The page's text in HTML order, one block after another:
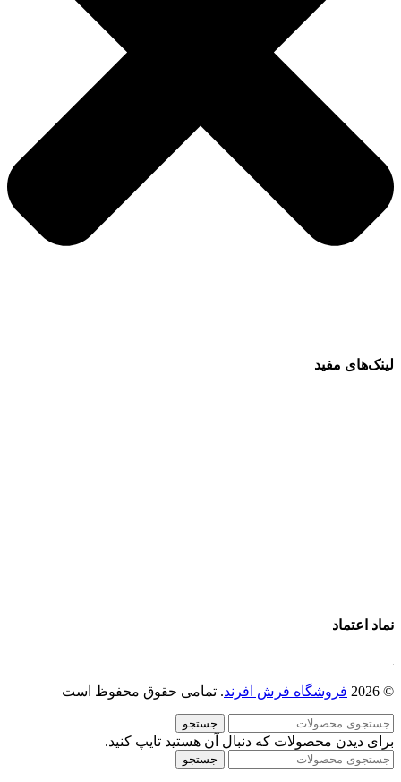
لینک‌های مفید
نماد اعتماد
© 2026 فروشگاه فرش افرند. تمامی حقوق محفوظ است
جستجو
برای دیدن محصولات که دنبال آن هستید تایپ کنید.
جستجو